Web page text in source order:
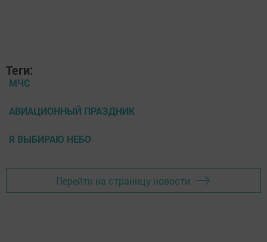
Теги:
МЧС
АВИАЦИОННЫЙ ПРАЗДНИК
Я ВЫБИРАЮ НЕБО
Перейти на страницу новости